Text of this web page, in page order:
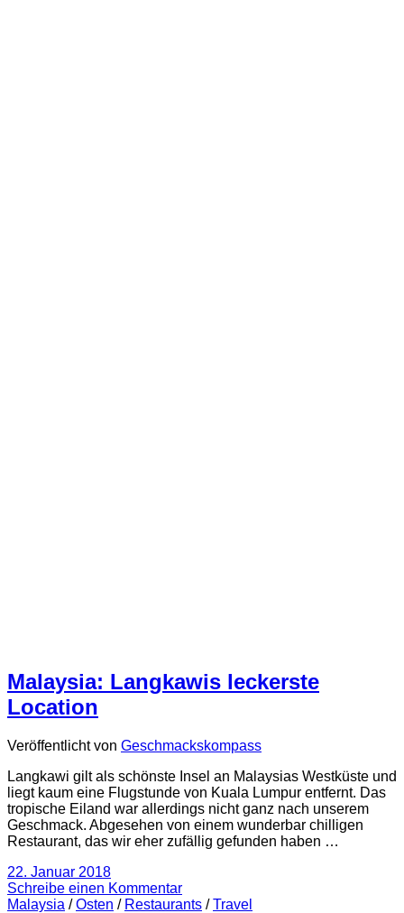
Malaysia: Langkawis leckerste
Location
Veröffentlicht von Geschmackskompass
Langkawi gilt als schönste Insel an Malaysias Westküste und
liegt kaum eine Flugstunde von Kuala Lumpur entfernt. Das
tropische Eiland war allerdings nicht ganz nach unserem
Geschmack. Abgesehen von einem wunderbar chilligen
Restaurant, das wir eher zufällig gefunden haben …
22. Januar 2018
Schreibe einen Kommentar
Malaysia /Osten / Restaurants /Travel